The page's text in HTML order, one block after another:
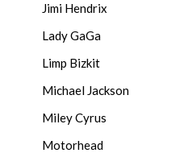
Jimi Hendrix
Lady GaGa
Limp Bizkit
Michael Jackson
Miley Cyrus
Motorhead